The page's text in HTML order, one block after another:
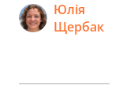
Юлія
Щербак